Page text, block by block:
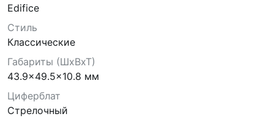
Edifice
Стиль
Классические
Габариты (ШхВхТ)
43.9x49.5x10.8 мм
Циферблат
Стрелочный